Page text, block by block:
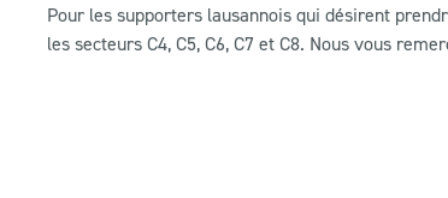
Pour les supporters lausannois qui désirent
les secteurs C4, C5, C6, C7 et C8. Nous vous